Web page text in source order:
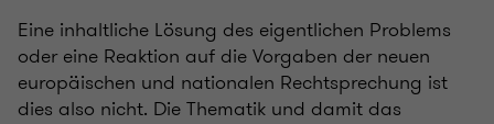
Eine inhaltliche Lösung des eigentlichen Problems
oder eine Reaktion auf die Vorgaben der neuen
europäischen und nationalen Rechtsprechung ist
dies also nicht. Die Thematik und damit das